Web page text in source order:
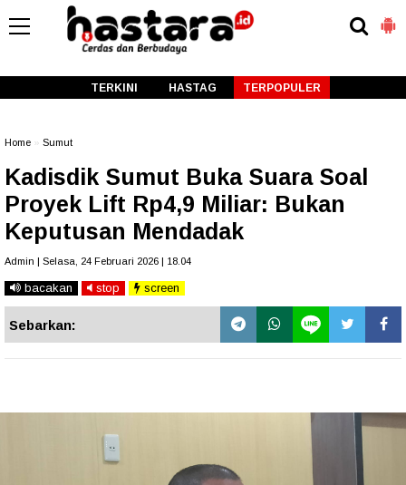
TERKINI HASTAG TERPOPULER
Home Sumut
Kadisdik Sumut Buka Suara Soal
Proyek Lift Rp4,9 Miliar: Bukan
Keputusan Mendadak
Admin | Selasa, 24 Februari 2026 | 18.04
bacakan stop screen
Sebarkan: